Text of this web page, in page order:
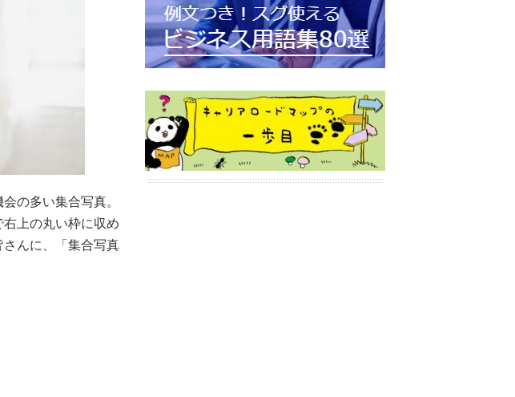
の多い集合写真。
上の丸い枠に収め
んに、「集合写真